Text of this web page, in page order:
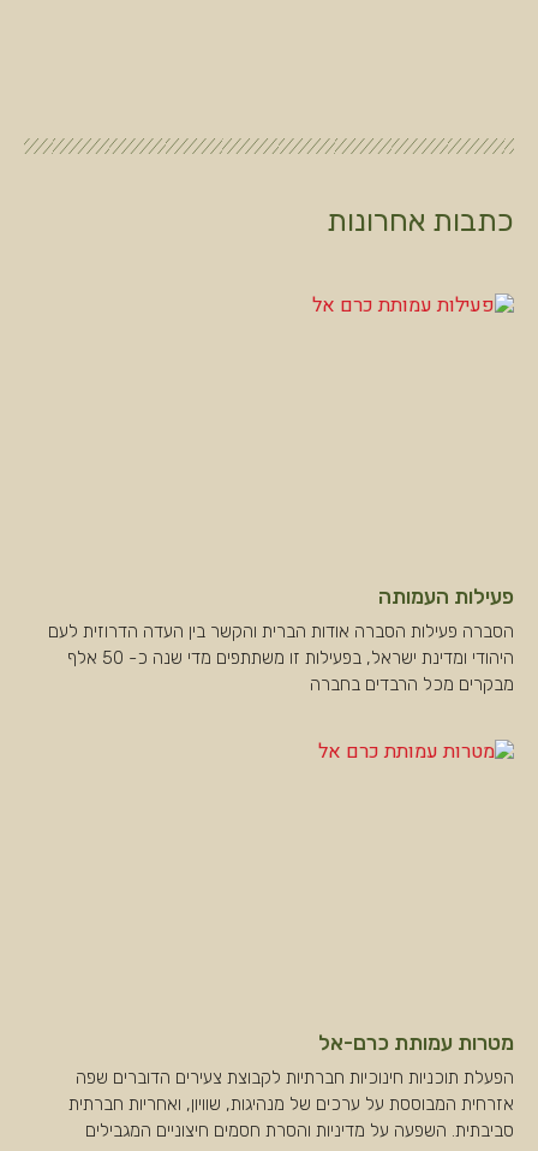
כתבות אחרונות
פעילות העמותה
הסברה פעילות הסברה אודות הברית והקשר בין העדה הדרוזית לעם
היהודי ומדינת ישראל, בפעילות זו משתתפים מדי שנה כ- 50 אלף
מבקרים מכל הרבדים בחברה
מטרות עמותת כרם-אל
הפעלת תוכניות חינוכיות חברתיות לקבוצת צעירים הדוברים שפה
אזרחית המבוססת על ערכים של מנהיגות, שוויון, ואחריות חברתית
סביבתית. השפעה על מדיניות והסרת חסמים חיצוניים המגבילים